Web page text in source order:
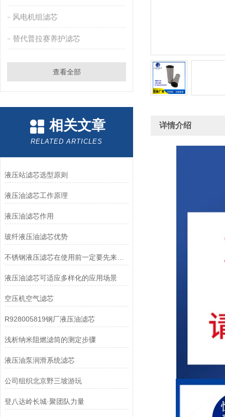
风电机组滤芯
替代普拉赛养护滤芯
查看全部
相关文章
RELATED ARTICLES
液压站滤芯选型原则
液压油滤芯工作原理
液压油滤芯作用
玻纤液压油滤芯优势
不锈钢液压滤芯在使用前一定要先来了解下这些
液压油滤芯可适应多样化的应用场景
空压机空气滤芯
R928005819钢厂液压油滤芯
浅析纳米阻燃滤筒的测定步骤
液压油泵润滑系统滤芯
公司组织北京野三坡游玩
登八达岭长城·聚团队力量
详情介绍